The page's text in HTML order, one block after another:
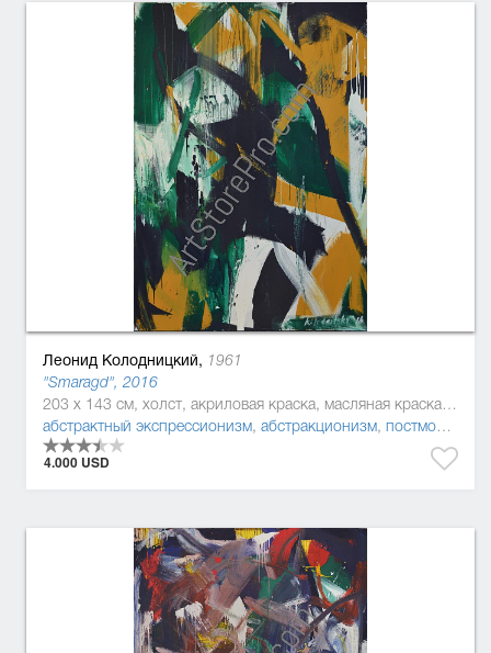
Леонид Колодницкий, 1961
"Smaragd", 2016
203 x 143 см, холст, акриловая краска, масляная краска, эмаль
абстрактный экспрессионизм, абстракционизм, постмодернизм
4.000 USD